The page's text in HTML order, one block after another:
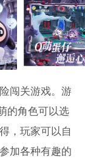
闯关游戏。游
的角色可以选
，玩家可以自
加各种有趣的